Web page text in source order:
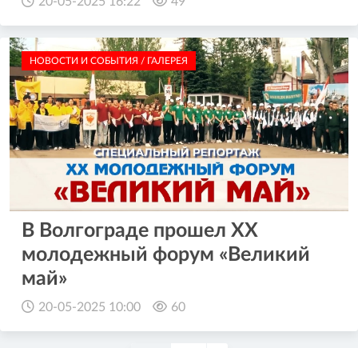
НОВОСТИ И СОБЫТИЯ / ГАЛЕРЕЯ
В Волгограде прошел XX
молодежный форум «Великий
май»
20-05-2025 10:00 60